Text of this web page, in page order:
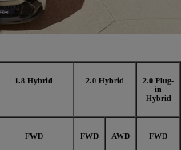
1.8 Hybrid 2.0 Hybrid
2.0 Plug-
in
Hybrid
FWD FWD AWD FWD